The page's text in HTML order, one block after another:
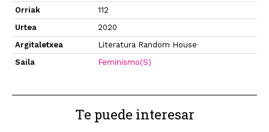
Orriak
112
Urtea
2020
Argitaletxea
Literatura Random House
Saila
Feminismo(S)
Te puede interesar